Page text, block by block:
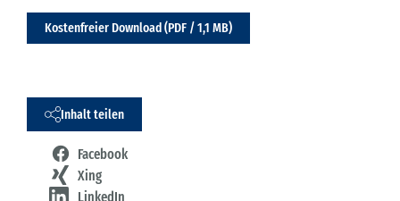
Kostenfreier Download (PDF / 1,1 MB)
Inhalt teilen
Facebook
Xing
LinkedIn